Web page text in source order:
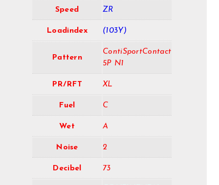
Speed ZR
Loadindex (103Y)
Pattern
ContiSportContact
5P N1
PR/RFT XL
Fuel C
Wet A
Noise 2
Decibel 73